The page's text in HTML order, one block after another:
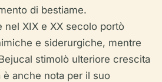
di bestiame.
nel XIX e XX secolo portò
e siderurgiche, mentre
stimolò ulteriore crescita
anche nota per il suo